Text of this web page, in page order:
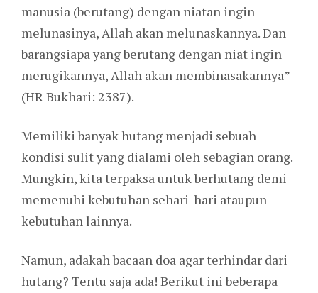
manusia (berutang) dengan niatan ingin
melunasinya, Allah akan melunaskannya. Dan
barangsiapa yang berutang dengan niat ingin
merugikannya, Allah akan membinasakannya”
(HR Bukhari: 2387).
Memiliki banyak hutang menjadi sebuah
kondisi sulit yang dialami oleh sebagian orang.
Mungkin, kita terpaksa untuk berhutang demi
memenuhi kebutuhan sehari-hari ataupun
kebutuhan lainnya.
Namun, adakah bacaan doa agar terhindar dari
hutang? Tentu saja ada! Berikut ini beberapa